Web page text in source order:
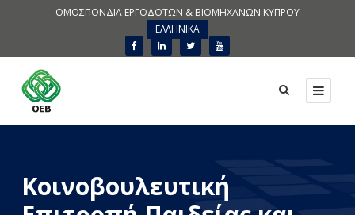
ΟΜΟΣΠΟΝΔΙΑ ΕΡΓΟΔΟΤΩΝ & ΒΙΟΜΗΧΑΝΩΝ ΚΥΠΡΟΥ
ΕΛΛΗΝΙΚΑ
Κοινοβουλευτική